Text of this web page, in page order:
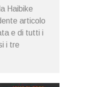
Haibike
articolo
e di tutti i
i tre